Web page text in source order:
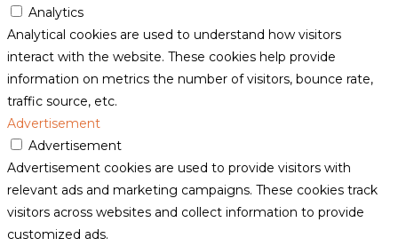
Analytics
Analytical cookies are used to understand how visitors
interact with the website. These cookies help provide
information on metrics the number of visitors, bounce rate,
traffic source, etc.
Advertisement
Advertisement
Advertisement cookies are used to provide visitors with
relevant ads and marketing campaigns. These cookies track
visitors across websites and collect information to provide
customized ads.